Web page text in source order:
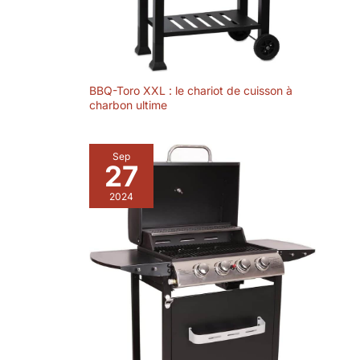
jardin, la terrasse ou
le camping !Châssis
solide et résistant,
charge maximale 50
kg (charbon +
aliments sans
pour continuer à
griller ?Pousse et
pars, liberté
barbecue en
extérieur assurée !
2 modes : barbecue
direct + fumage,
réinvente le "soul
du BBQ américain"
à la maison：En
tant que barbecue
charbon traditionnel
(grillade rapide, jus
BBQ-Toro XXL : le chariot de cuisson à
charbon ultime
Sep
27
2024